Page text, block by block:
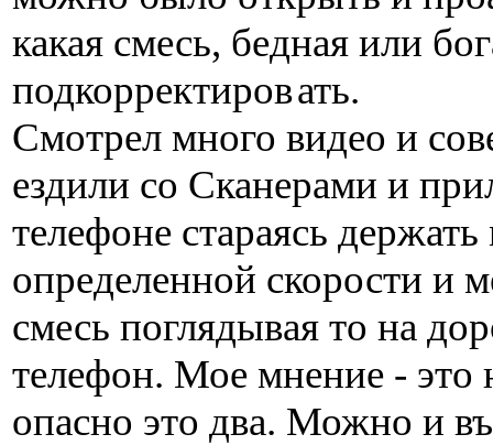
какая смесь, бедная или
подкорректировать.
Смотрел много видео и
ездили со Сканерами и
телефоне стараясь
определенной скорости и
смесь поглядывая то на
телефон. Мое мнение - это
опасно это два. Можно и